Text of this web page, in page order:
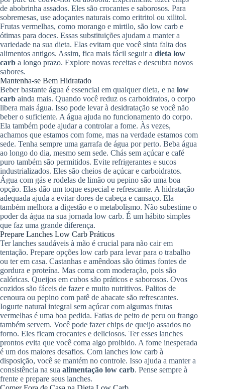
de abobrinha assados. Eles são crocantes e saborosos. Para
sobremesas, use adoçantes naturais como eritritol ou xilitol.
Frutas vermelhas, como morango e mirtilo, são low carb e
ótimas para doces. Essas substituições ajudam a manter a
variedade na sua dieta. Elas evitam que você sinta falta dos
alimentos antigos. Assim, fica mais fácil seguir a dieta low
carb a longo prazo. Explore novas receitas e descubra novos
sabores.
Mantenha-se Bem Hidratado
Beber bastante água é essencial em qualquer dieta, e na low
carb ainda mais. Quando você reduz os carboidratos, o corpo
libera mais água. Isso pode levar à desidratação se você não
beber o suficiente. A água ajuda no funcionamento do corpo.
Ela também pode ajudar a controlar a fome. Às vezes,
achamos que estamos com fome, mas na verdade estamos com
sede. Tenha sempre uma garrafa de água por perto. Beba água
ao longo do dia, mesmo sem sede. Chás sem açúcar e café
puro também são permitidos. Evite refrigerantes e sucos
industrializados. Eles são cheios de açúcar e carboidratos.
Água com gás e rodelas de limão ou pepino são uma boa
opção. Elas dão um toque especial e refrescante. A hidratação
adequada ajuda a evitar dores de cabeça e cansaço. Ela
também melhora a digestão e o metabolismo. Não subestime o
poder da água na sua jornada low carb. É um hábito simples
que faz uma grande diferença.
Prepare Lanches Low Carb Práticos
Ter lanches saudáveis à mão é crucial para não cair em
tentação. Prepare opções low carb para levar para o trabalho
ou ter em casa. Castanhas e amêndoas são ótimas fontes de
gordura e proteína. Mas coma com moderação, pois são
calóricas. Queijos em cubos são práticos e saborosos. Ovos
cozidos são fáceis de fazer e muito nutritivos. Palitos de
cenoura ou pepino com patê de abacate são refrescantes.
Iogurte natural integral sem açúcar com algumas frutas
vermelhas é uma boa pedida. Fatias de peito de peru ou frango
também servem. Você pode fazer chips de queijo assados no
forno. Eles ficam crocantes e deliciosos. Ter esses lanches
prontos evita que você coma algo proibido. A fome inesperada
é um dos maiores desafios. Com lanches low carb à
disposição, você se mantém no controle. Isso ajuda a manter a
consistência na sua alimentação low carb. Pense sempre à
frente e prepare seus lanches.